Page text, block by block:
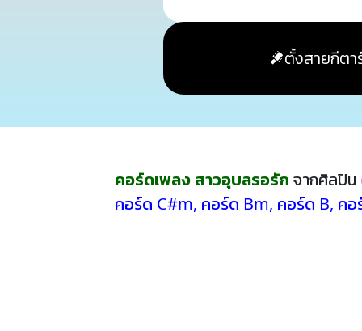
ตั้งสายกีตา
คอร์ดเพลง สาวอุบลรอรัก จากศิลปิน
คอร์ด C#m, คอร์ด Bm, คอร์ด B, คอ